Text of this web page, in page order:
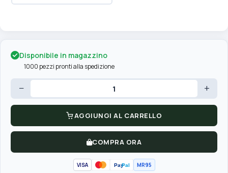
Disponibile in magazzino
1000 pezzi pronti alla spedizione
− +
AGGIUNGI AL CARRELLO
COMPRA ORA
VISA PayPal MR95